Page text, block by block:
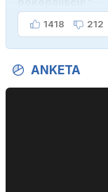
1418 212
ANKETA